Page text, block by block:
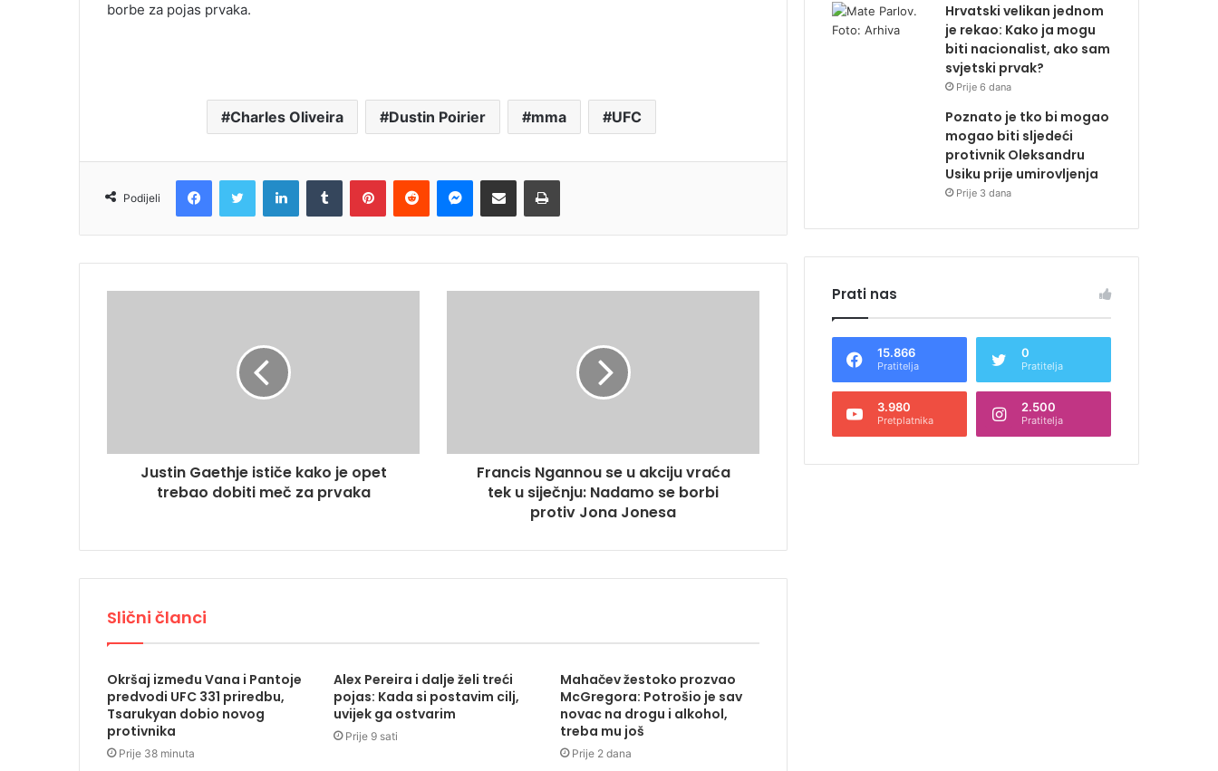
borbe za pojas prvaka.
Charles Oliveira Dustin Poirier mma UFC
Podijeli
FacebookTwitter LinkedInTumblr PinterestReddit MessengerPodijeli e-mailom Ispis
Justin Gaethje ističe kako je opet
trebao dobiti meč za prvaka
Francis Ngannou se u akciju vraća
tek u siječnju: Nadamo se borbi
protiv Jona Jonesa
Slični članci
Okršaj između Vana i Pantoje
predvodi UFC 331 priredbu,
Tsarukyan dobio novog
protivnika
Prije 38 minuta
Alex Pereira i dalje želi treći
pojas: Kada si postavim cilj,
uvijek ga ostvarim
Prije 9 sati
Mahačev žestoko prozvao
McGregora: Potrošio je sav
novac na drogu i alkohol,
treba mu još
Prije 2 dana
Hrvatski velikan jednom
je rekao: Kako ja mogu
biti nacionalist, ako sam
svjetski prvak?
Prije 6 dana
Poznato je tko bi mogao
mogao biti sljedeći
protivnik Oleksandru
Usiku prije umirovljenja
Prije 3 dana
Prati nas
15.866
Pratitelja
0
Pratitelja
3.980
Pretplatnika
2.500
Pratitelja